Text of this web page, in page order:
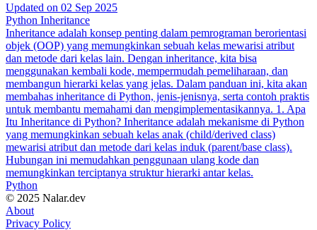
Updated on 02 Sep 2025
Python Inheritance
Inheritance adalah konsep penting dalam pemrograman berorientasi
objek (OOP) yang memungkinkan sebuah kelas mewarisi atribut
dan metode dari kelas lain. Dengan inheritance, kita bisa
menggunakan kembali kode, mempermudah pemeliharaan, dan
membangun hierarki kelas yang jelas. Dalam panduan ini, kita akan
membahas inheritance di Python, jenis-jenisnya, serta contoh praktis
untuk membantu memahami dan mengimplementasikannya. 1. Apa
Itu Inheritance di Python? Inheritance adalah mekanisme di Python
yang memungkinkan sebuah kelas anak (child/derived class)
mewarisi atribut dan metode dari kelas induk (parent/base class).
Hubungan ini memudahkan penggunaan ulang kode dan
memungkinkan terciptanya struktur hierarki antar kelas.
Python
© 2025 Nalar.dev
About
Privacy Policy